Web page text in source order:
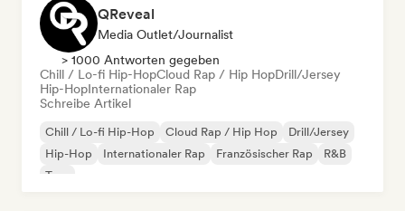
QReveal
Media Outlet/Journalist
> 1000 Antworten gegeben
Chill / Lo-fi Hip-HopCloud Rap / Hip HopDrill/Jersey
Hip-HopInternationaler Rap
Schreibe Artikel
Chill / Lo-fi Hip-Hop Cloud Rap / Hip Hop
Drill/Jersey
Hip-Hop
Internationaler Rap Französischer Rap
R&B
Trap